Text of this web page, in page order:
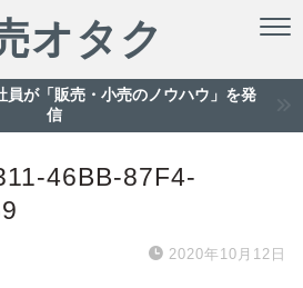
オタク
員が「販売・小売のノウハウ」を発
信
46BB-87F4-
2020年10月12日